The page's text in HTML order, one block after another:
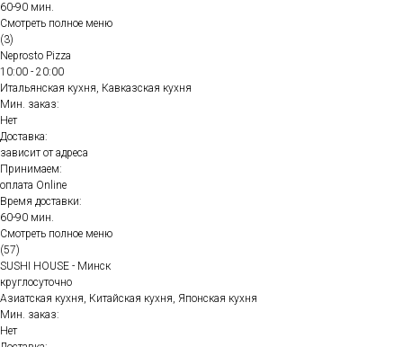
60-90 мин.
Смотреть полное меню
(3)
Neprosto Pizza
10:00 - 20:00
Итальянская кухня, Кавказская кухня
Мин. заказ:
Нет
Доставка:
зависит от адреса
Принимаем:
оплата Online
Время доставки:
60-90 мин.
Смотреть полное меню
(57)
SUSHI HOUSE - Минск
круглосуточно
Азиатская кухня, Китайская кухня, Японская кухня
Мин. заказ:
Нет